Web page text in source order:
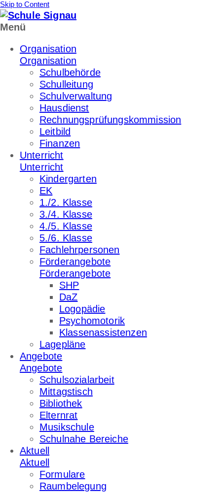
Skip to Content
Menü
Organisation
Organisation
Schulbehörde
Schulleitung
Schulverwaltung
Hausdienst
Rechnungsprüfungskommission
Leitbild
Finanzen
Unterricht
Unterricht
Kindergarten
EK
1./2. Klasse
3./4. Klasse
4./5. Klasse
5./6. Klasse
Fachlehrpersonen
Förderangebote
Förderangebote
SHP
DaZ
Logopädie
Psychomotorik
Klassenassistenzen
Lagepläne
Angebote
Angebote
Schulsozialarbeit
Mittagstisch
Bibliothek
Elternrat
Musikschule
Schulnahe Bereiche
Aktuell
Aktuell
Formulare
Raumbelegung